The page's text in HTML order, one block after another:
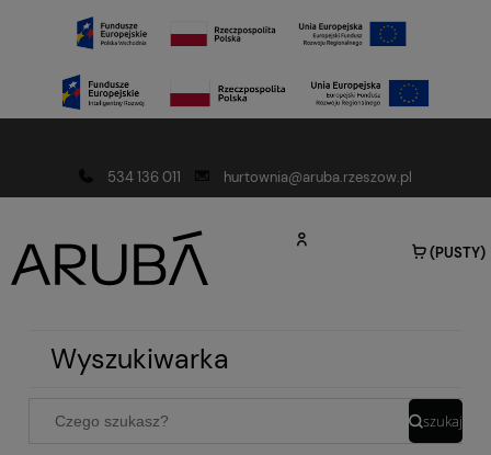
534 136 011
hurtownia@aruba.rzeszow.pl
(PUSTY)
Wyszukiwarka
szukaj